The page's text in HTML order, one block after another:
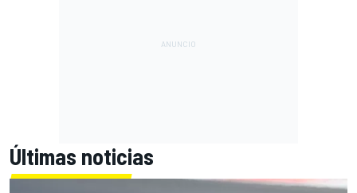
Últimas noticias